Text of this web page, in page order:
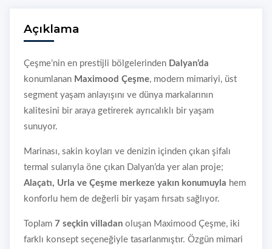
Açıklama
Çeşme’nin en prestijli bölgelerinden Dalyan’da
konumlanan Maximood Çeşme, modern mimariyi, üst
segment yaşam anlayışını ve dünya markalarının
kalitesini bir araya getirerek ayrıcalıklı bir yaşam
sunuyor.
Marinası, sakin koyları ve denizin içinden çıkan şifalı
termal sularıyla öne çıkan Dalyan’da yer alan proje;
Alaçatı, Urla ve Çeşme merkeze yakın konumuyla hem
konforlu hem de değerli bir yaşam fırsatı sağlıyor.
Toplam 7 seçkin villadanoluşan Maximood Çeşme, iki
farklı konsept seçeneğiyle tasarlanmıştır. Özgün mimari